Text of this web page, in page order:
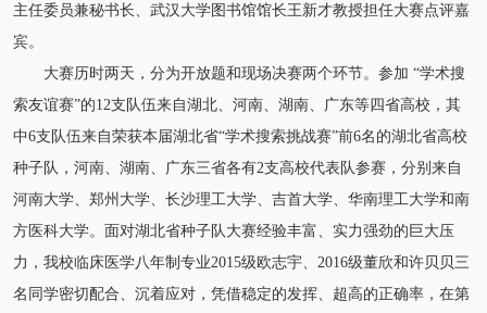
主任委员兼秘书长、武汉大学图书馆馆长王新才教授担任大赛点评嘉
宾。
大赛历时两天，分为开放题和现场决赛两个环节。参加 “学术搜
索友谊赛”的12支队伍来自湖北、河南、湖南、广东等四省高校，其
中6支队伍来自荣获本届湖北省“学术搜索挑战赛”前6名的湖北省高校
种子队，河南、湖南、广东三省各有2支高校代表队参赛，分别来自
河南大学、郑州大学、长沙理工大学、吉首大学、华南理工大学和南
方医科大学。面对湖北省种子队大赛经验丰富、实力强劲的巨大压
力，我校临床医学八年制专业2015级欧志宇、2016级董欣和许贝贝三
名同学密切配合、沉着应对，凭借稳定的发挥、超高的正确率，在第